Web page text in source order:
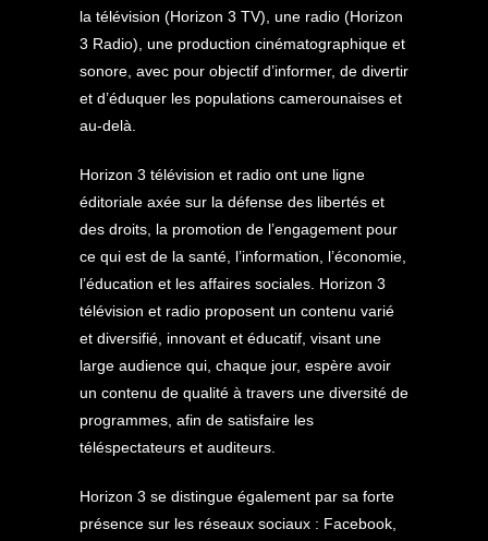
la télévision (Horizon 3 TV), une radio (Horizon
3 Radio), une production cinématographique et
sonore, avec pour objectif d’informer, de divertir
et d’éduquer les populations camerounaises et
au-delà.
Horizon 3 télévision et radio ont une ligne
éditoriale axée sur la défense des libertés et
des droits, la promotion de l’engagement pour
ce qui est de la santé, l’information, l’économie,
l’éducation et les affaires sociales. Horizon 3
télévision et radio proposent un contenu varié
et diversifié, innovant et éducatif, visant une
large audience qui, chaque jour, espère avoir
un contenu de qualité à travers une diversité de
programmes, afin de satisfaire les
téléspectateurs et auditeurs.
Horizon 3 se distingue également par sa forte
présence sur les réseaux sociaux : Facebook,